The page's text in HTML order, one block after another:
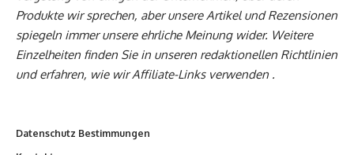
Produkte wir sprechen, aber unsere Artikel und Rezensionen
spiegeln immer unsere ehrliche Meinung wider. Weitere
Einzelheiten finden Sie in unseren redaktionellen Richtlinien
und erfahren, wie wir Affiliate-Links verwenden .
Datenschutz Bestimmungen